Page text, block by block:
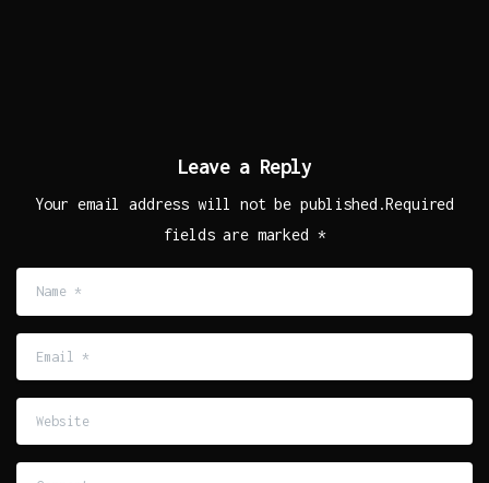
Leave a Reply
Your email address will not be published.Required
fields are marked *
*
Website